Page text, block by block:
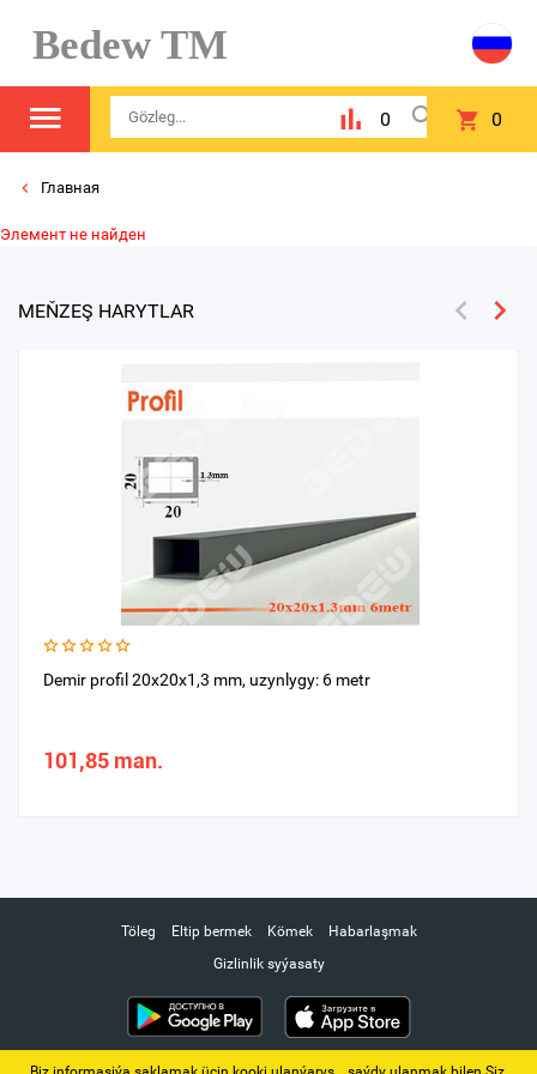
Bedew TM
0 0
Главная
Элемент не найден
MEŇZEŞ HARYTLAR
Demir profil 20x20x1,3 mm, uzynlygy: 6 metr
101,85 man.
Töleg Eltip bermek Kömek
Habarlaşmak
Gizlinlik syýasaty